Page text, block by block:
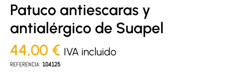
Patuco antiescaras y
antialérgico de Suapel
44,00 € IVA incluido
REFERENCIA: 104125